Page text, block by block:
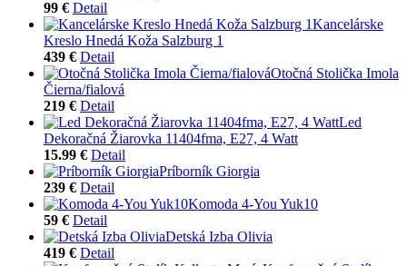
99 € Detail
Kancelárske
Kreslo Hnedá Koža Salzburg 1
439 € Detail
Otočná Stolička Imola
Čierna/fialová
219 € Detail
Led
Dekoračná Žiarovka 11404fma, E27, 4 Watt
15.99 € Detail
Príborník Giorgia
239 € Detail
Komoda 4-You Yuk10
59 € Detail
Detská Izba Olivia
419 € Detail